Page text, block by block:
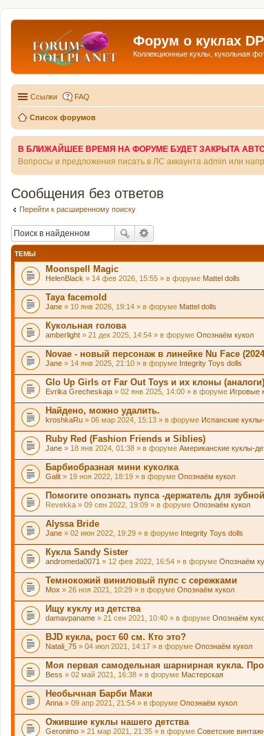
Форум о куклах DP
Коллекционные куклы, кукольная
Ссылки FAQ
Список форумов
В БЛИЖАЙШЕЕ ВРЕМЯ НА ФОРУМЕ БУДЕТ ЗАКРЫТА
Вопросы и предложения писать в ЛС аккаунта admin или
Сообщения без ответов
Перейти к расширенному поиску
ТЕМЫ
Moonspell Magic
HelenBlack » 14 фев 2026, 15:55 » в форуме Mattel dolls
Taya facemold
Jane » 10 янв 2026, 19:14 » в форуме Mattel dolls
Кукольная голова
amberlight » 21 дек 2025, 14:54 » в форуме Опознаём кукол
Novae - новый персонаж в линейке Nu Face
Jane » 14 янв 2025, 21:10 » в форуме Integrity Toys dolls
Glo Up Girls от Far Out Toys и их клоны (аналоги)
Evrika Grecheskaja » 02 янв 2025, 14:00 » в форуме Игровые
Найдено, можно удалить.
kroshkaRu » 06 мар 2024, 15:13 » в форуме Испанские
Ruby Red (Fashion Friends и Siblies)
Jane » 18 янв 2024, 01:38 » в форуме Американские куклы-
Барбиобразная мини куколка
Galit » 19 ноя 2022, 18:19 » в форуме Опознаём кукол
Помогите опознать пупса -держатель для
Revekka » 09 сен 2022, 19:09 » в форуме Опознаём кукол
Alyssa Bride
Jane » 02 июн 2022, 19:29 » в форуме Integrity Toys dolls
Кукла Sandy Sister
andromeda0071 » 12 фев 2022, 16:54 » в форуме Опознаём
Темнокожий виниловый пупс с сережками
Mox » 26 ноя 2021, 10:29 » в форуме Опознаём кукол
Ищу куклу из детства
damavpaname » 21 сен 2021, 10:40 » в форуме Опознаём
BJD кукла, рост 60 см. Кто это?
Natali_75 » 04 июл 2021, 14:17 » в форуме Опознаём кукол
Моя первая самодельная шарнирная кукла.
Bess » 02 май 2021, 16:38 » в форуме Мастерская
Необычная Барби Маки
Anna » 09 апр 2021, 21:54 » в форуме Опознаём кукол
Ожившие куклы нашего детства
Geronimo » 21 мар 2021, 21:35 » в форуме Советские